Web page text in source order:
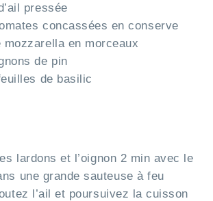
pressée
concassées en conserve
mozzarella en morceaux
de pin
de basilic
lardons et l’oignon 2 min avec le
une grande sauteuse à feu
l’ail et poursuivez la cuisson